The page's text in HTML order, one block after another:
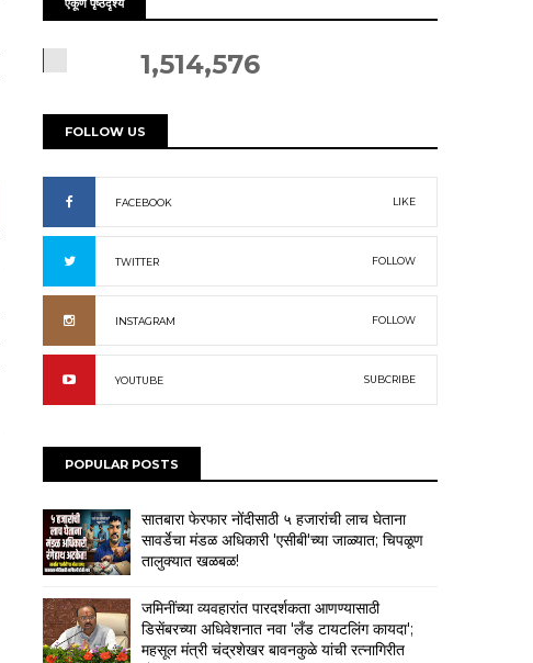
एकूण पृष्ठदृश्ये
1,514,576
FOLLOW US
FACEBOOK LIKE
TWITTER FOLLOW
INSTAGRAM FOLLOW
YOUTUBE SUBCRIBE
POPULAR POSTS
सातबारा फेरफार नोंदीसाठी ५ हजारांची लाच घेताना
सावर्डेचा मंडळ अधिकारी 'एसीबी'च्या जाळ्यात; चिपळूण
तालुक्यात खळबळ!
जमिनींच्या व्यवहारांत पारदर्शकता आणण्यासाठी
डिसेंबरच्या अधिवेशनात नवा 'लँड टायटलिंग कायदा';
महसूल मंत्री चंद्रशेखर बावनकुळे यांची रत्नागिरीत